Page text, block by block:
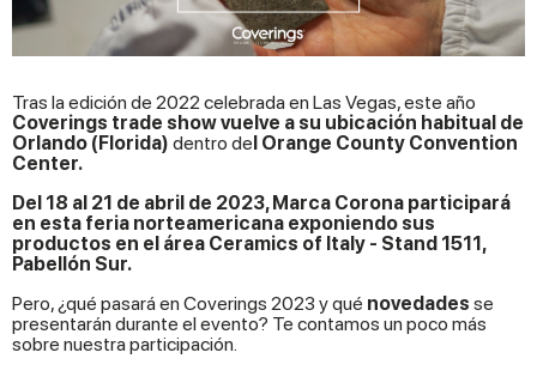
Tras la edición de 2022 celebrada en Las Vegas, este año
Coverings trade show vuelve a su ubicación habitual de
Orlando (Florida) dentro de l Orange County Convention
Center.
Del 18 al 21 de abril de 2023, Marca Corona participará
en esta feria norteamericana exponiendo sus
productos en el área Ceramics of Italy - Stand 1511,
Pabellón Sur.
Pero, ¿qué pasará en Coverings 2023 y qué novedades se
presentarán durante el evento? Te contamos un poco más
sobre nuestra participación.